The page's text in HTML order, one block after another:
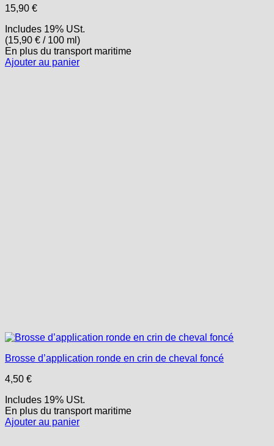
15,90 €
Includes 19% USt.
(15,90 € / 100 ml)
En plus du transportmaritime
Ajouter au panier
Brosse d’application ronde en crin de cheval foncé
4,50 €
Includes 19% USt.
En plus du transportmaritime
Ajouter au panier